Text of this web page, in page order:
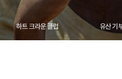
고액후원하트 크라운 클럽 유산 기